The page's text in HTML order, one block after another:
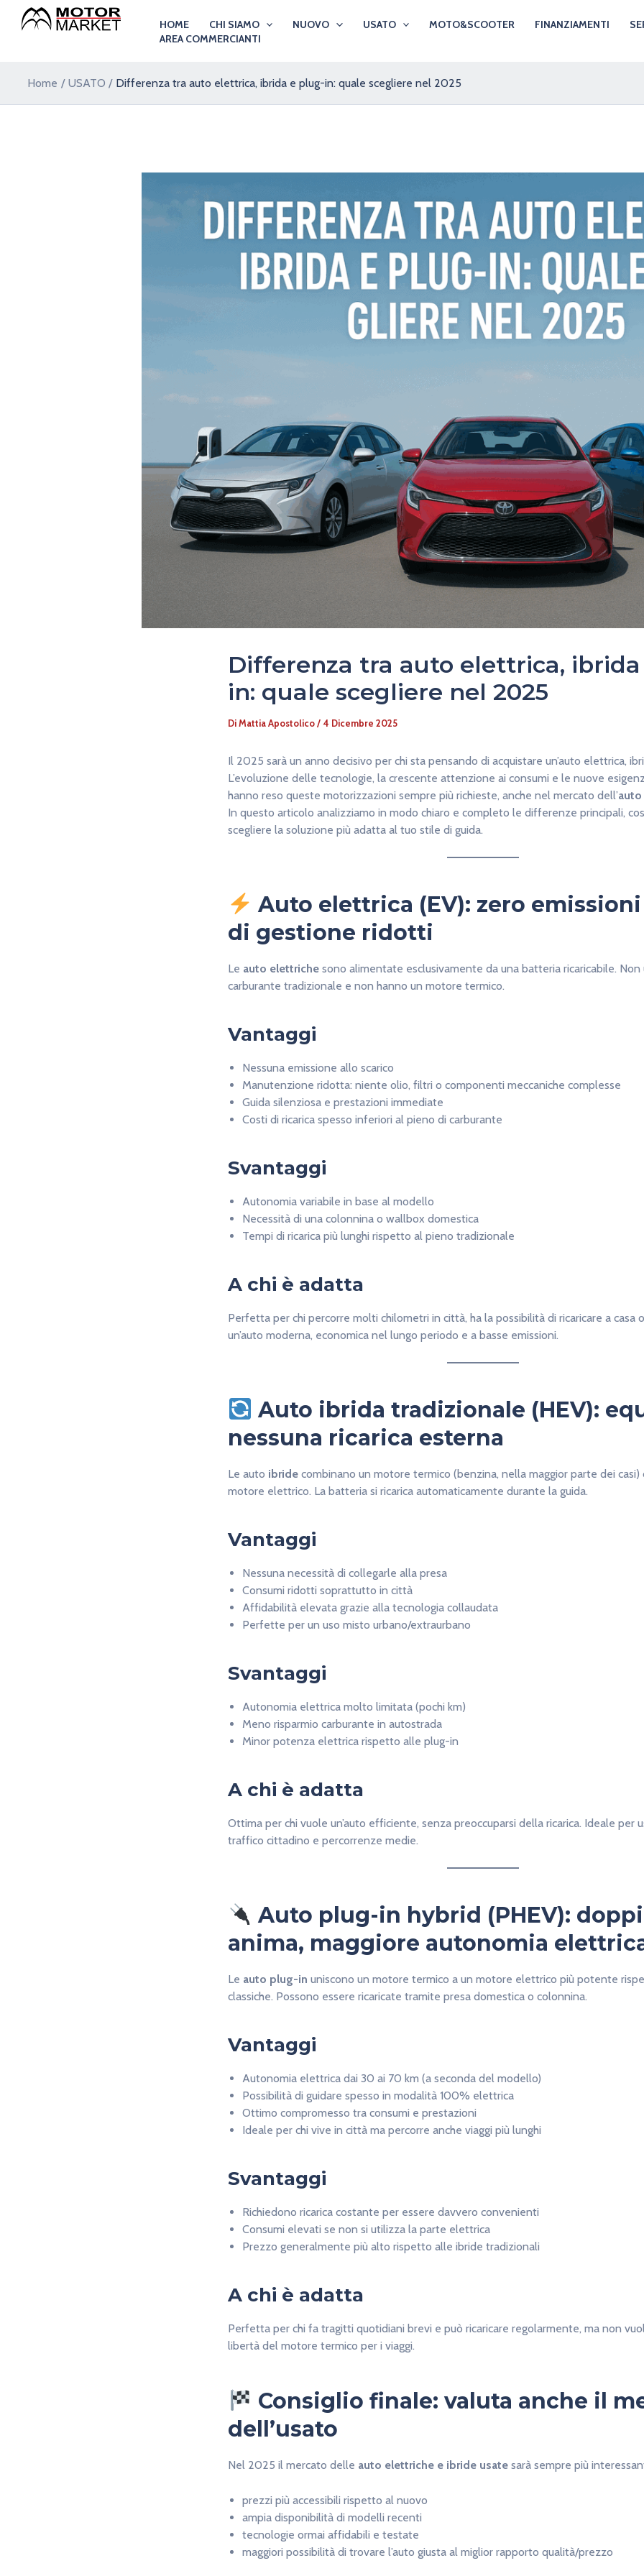
HOME CHI SIAMO NUOVO USATO MOTO&SCOOTER FINANZIAMENTI
AREA COMMERCIANTI
Home USATO Differenza tra auto elettrica, ibrida e plug-in: quale scegliere nel 2025
Differenza tra auto elettrica,
in: quale scegliere nel 2025
DiMattia Apostolico/4 Dicembre 2025
Il 2025 sarà un anno decisivo per chi sta pensando di acquistare un’auto elettrica,
L’evoluzione delle tecnologie, la crescente attenzione ai consumi e le nuove
hanno reso queste motorizzazioni sempre più richieste, anche nel mercato dell’auto
In questo articolo analizziamo in modo chiaro e completo le differenze principali,
scegliere la soluzione più adatta al tuo stile di guida.
Auto elettrica (EV): zero
di gestione ridotti
Le auto elettriche sono alimentate esclusivamente da una batteria ricaricabile. Non
carburante tradizionale e non hanno un motore termico.
Vantaggi
Nessuna emissione allo scarico
Manutenzione ridotta: niente olio, filtri o componenti meccaniche complesse
Guida silenziosa e prestazioni immediate
Costi di ricarica spesso inferiori al pieno di carburante
Svantaggi
Autonomia variabile in base al modello
Necessità di una colonnina o wallbox domestica
Tempi di ricarica più lunghi rispetto al pieno tradizionale
A chi è adatta
Perfetta per chi percorre molti chilometri in città, ha la possibilità di ricaricare a casa
un’auto moderna, economica nel lungo periodo e a basse emissioni.
Auto ibrida tradizionale (HEV):
nessuna ricarica esterna
Le auto ibride combinano un motore termico (benzina, nella maggior parte dei casi)
motore elettrico. La batteria si ricarica automaticamente durante la guida.
Vantaggi
Nessuna necessità di collegarle alla presa
Consumi ridotti soprattutto in città
Affidabilità elevata grazie alla tecnologia collaudata
Perfette per un uso misto urbano/extraurbano
Svantaggi
Autonomia elettrica molto limitata (pochi km)
Meno risparmio carburante in autostrada
Minor potenza elettrica rispetto alle plug-in
A chi è adatta
Ottima per chi vuole un’auto efficiente, senza preoccuparsi della ricarica. Ideale per
traffico cittadino e percorrenze medie.
Auto plug-in hybrid (PHEV):
anima, maggiore autonomia
Le auto plug-in uniscono un motore termico a un motore elettrico più potente
classiche. Possono essere ricaricate tramite presa domestica o colonnina.
Vantaggi
Autonomia elettrica dai 30 ai 70 km (a seconda del modello)
Possibilità di guidare spesso in modalità 100% elettrica
Ottimo compromesso tra consumi e prestazioni
Ideale per chi vive in città ma percorre anche viaggi più lunghi
Svantaggi
Richiedono ricarica costante per essere davvero convenienti
Consumi elevati se non si utilizza la parte elettrica
Prezzo generalmente più alto rispetto alle ibride tradizionali
A chi è adatta
Perfetta per chi fa tragitti quotidiani brevi e può ricaricare regolarmente, ma non
libertà del motore termico per i viaggi.
Consiglio finale: valuta anche il
dell’usato
Nel 2025 il mercato delle auto elettriche e ibride usate sarà sempre più
prezzi più accessibili rispetto al nuovo
ampia disponibilità di modelli recenti
tecnologie ormai affidabili e testate
maggiori possibilità di trovare l’auto giusta al miglior rapporto qualità/prezzo
articoli